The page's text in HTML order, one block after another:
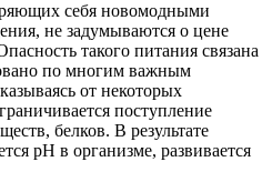
себя новомодными
не задумываются о цене
такого питания связана
по многим важным
от некоторых
поступление
белков. В результате
рН в организме, развивается